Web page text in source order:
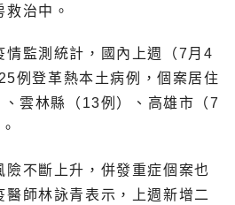
治中。
情監測統計，國內上週（7月4
例登革熱本土病例，個案居住
雲林縣（13例）、高雄市（7
險不斷上升，併發重症個案也
醫師林詠青表示，上週新增二